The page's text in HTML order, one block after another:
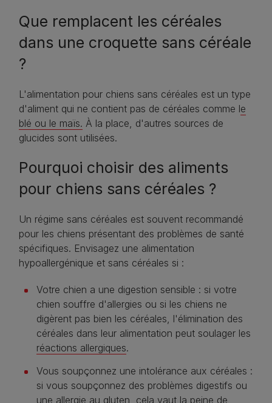
Que remplacent les céréales
dans une croquette sans céréale
?
L'alimentation pour chiens sans céréales est un type
d'aliment qui ne contient pas de céréales comme le
blé ou le maïs. À la place, d'autres sources de
glucides sont utilisées.
Pourquoi choisir des aliments
pour chiens sans céréales ?
Un régime sans céréales est souvent recommandé
pour les chiens présentant des problèmes de santé
spécifiques. Envisagez une alimentation
hypoallergénique et sans céréales si :
Votre chien a une digestion sensible : si votre
chien souffre d'allergies ou si les chiens ne
digèrent pas bien les céréales, l'élimination des
céréales dans leur alimentation peut soulager les
réactions allergiques.
Vous soupçonnez une intolérance aux céréales :
si vous soupçonnez des problèmes digestifs ou
une allergie au gluten, cela vaut la peine de